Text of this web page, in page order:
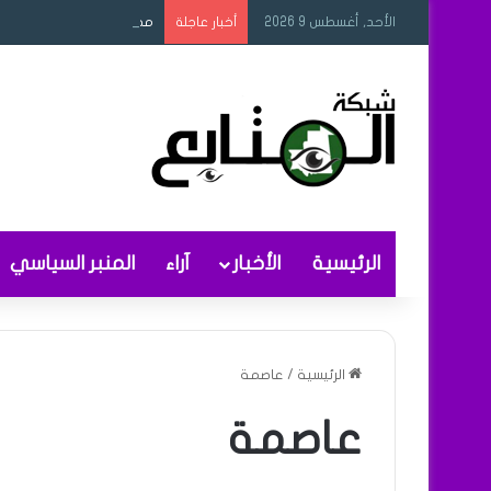
الأحد, أغسطس 9 2026 أخبار عاجلة مجلس الوزراء يصادق على
الرئيسية الأخبار آراء المنبر السياسي
الرئيسية / عاصمة
عاصمة